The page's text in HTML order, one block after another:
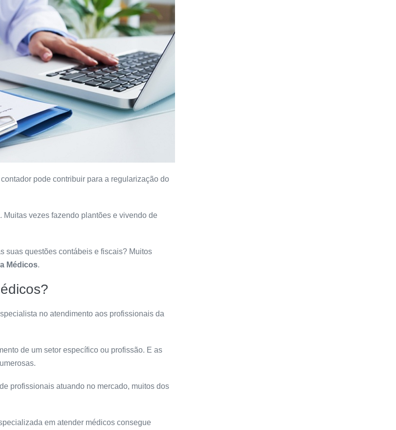
pode contribuir para a regularização do
. Muitas vezes fazendo plantões e vivendo de
suas questões contábeis e fiscais? Muitos
Médicos.
no atendimento aos profissionais da
de um setor específico ou profissão. E as
profissionais atuando no mercado, muitos dos
em atender médicos consegue